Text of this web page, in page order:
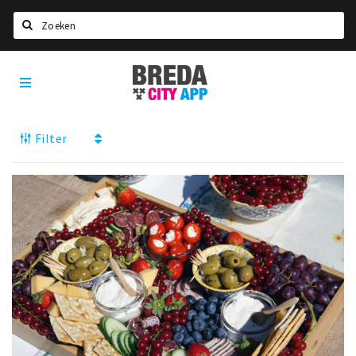
Home
Deals
Nieuws, interviews & blogs
Eten
Drinken
Slapen
Recreatief
Winkels
Breda
City
App
Filter